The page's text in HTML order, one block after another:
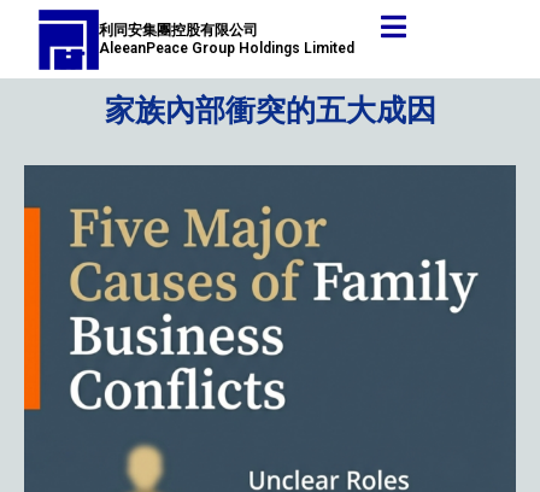
利同安集團控股有限公司
AleeanPeace Group Holdings Limited
家族內部衝突的五大成因
Post
navigation